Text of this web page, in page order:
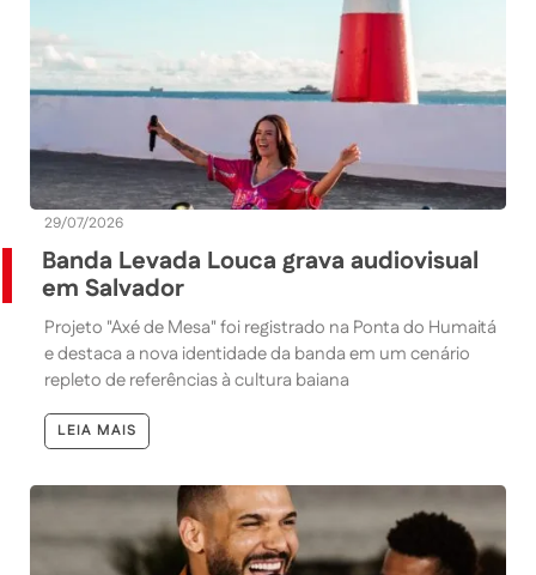
29/07/2026
Banda Levada Louca grava audiovisual
em Salvador
Projeto "Axé de Mesa" foi registrado na Ponta do Humaitá
e destaca a nova identidade da banda em um cenário
repleto de referências à cultura baiana
LEIA MAIS